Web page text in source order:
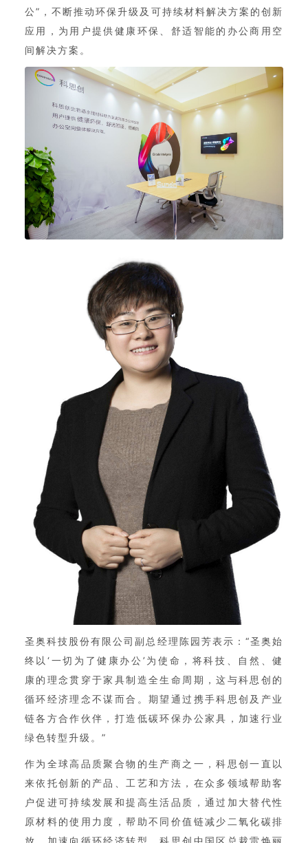
公”，不断推动环保升级及可持续材料解决方案的创新
应用，为用户提供健康环保、舒适智能的办公商用空
间解决方案。
圣奥科技股份有限公司副总经理陈园芳表示：“圣奥始
终以‘一切为了健康办公’为使命，将科技、自然、健
康的理念贯穿于家具制造全生命周期，这与科思创的
循环经济理念不谋而合。期望通过携手科思创及产业
链各方合作伙伴，打造低碳环保办公家具，加速行业
绿色转型升级。”
作为全球高品质聚合物的生产商之一，科思创一直以
来依托创新的产品、工艺和方法，在众多领域帮助客
户促进可持续发展和提高生活品质，通过加大替代性
原材料的使用力度，帮助不同价值链减少二氧化碳排
放，加速向循环经济转型。科思创中国区总裁雷焕丽